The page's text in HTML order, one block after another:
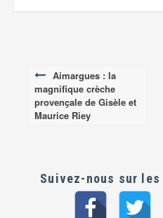
Post
navigation
Aimargues : la
magnifique crèche
provençale de Gisèle et
Maurice Riey
Suivez-nous sur